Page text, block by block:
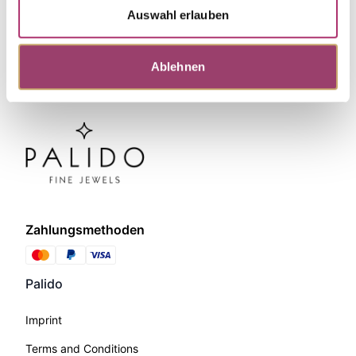
Auswahl erlauben
Ablehnen
Zahlungsmethoden
Palido
Imprint
Terms and Conditions